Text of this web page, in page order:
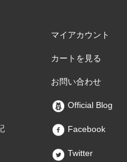
マイアカウント
カートを見る
お問い合わせ
Official Blog
Facebook
Twitter